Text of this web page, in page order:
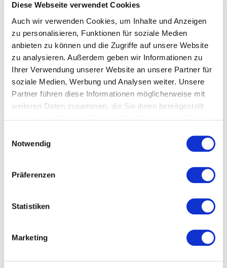
Diese Webseite verwendet Cookies
Auch wir verwenden Cookies, um Inhalte und Anzeigen
zu personalisieren, Funktionen für soziale Medien
anbieten zu können und die Zugriffe auf unsere Website
zu analysieren. Außerdem geben wir Informationen zu
Ihrer Verwendung unserer Website an unsere Partner für
soziale Medien, Werbung und Analysen weiter. Unsere
Partner führen diese Informationen möglicherweise mit
weiteren Daten zusammen, die Sie ihnen bereitgestellt
Notwendig
Präferenzen
Statistiken
Marketing
Fügen Sie eine Bewertung hinzu
-
Bewertung senden
ZURÜCK
PASSEND DAZU / ÄHNLICHE ARTIKEL